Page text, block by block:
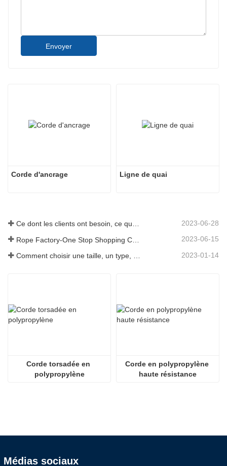
Envoyer
Corde d'ancrage Ligne de quai
Ce dont les clients ont besoin, ce que nous fournissons-Tai an Rope Ltd 2023-06-28
2023-06-15
2023-01-14
Corde torsadée en
polypropylène
Corde en polypropylène
haute résistance
Médias sociaux